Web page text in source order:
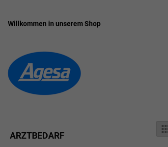
Zum
Willkommen in unserem Shop
ARZTBEDARF